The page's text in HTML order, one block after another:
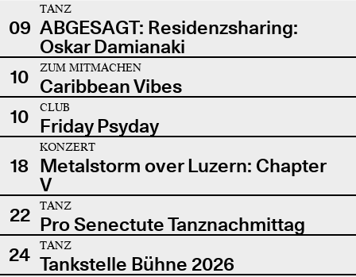
09
TANZ
ABGESAGT: Residenzsharing:
Oskar Damianaki
10
ZUM MITMACHEN
Caribbean Vibes
10
CLUB
Friday Psyday
18
KONZERT
Metalstorm over Luzern: Chapter
V
22
TANZ
Pro Senectute Tanznachmittag
24
TANZ
Tankstelle Bühne 2026